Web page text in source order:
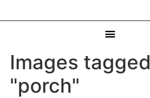
Images tagged
"porch"